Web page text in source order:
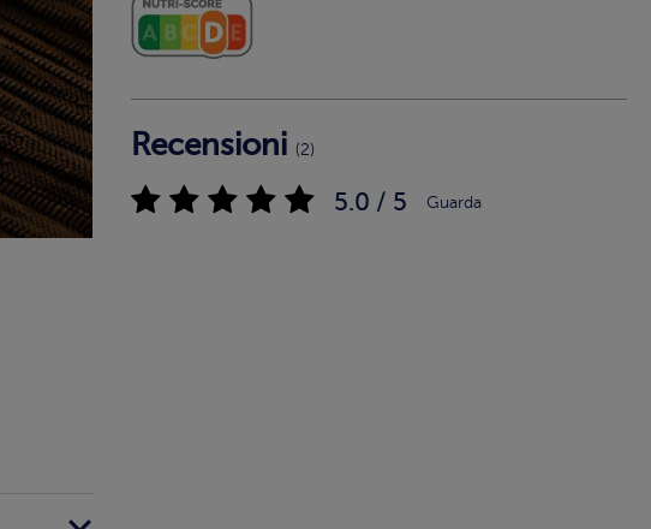
Recensioni (2)
5.0 / 5 Guarda